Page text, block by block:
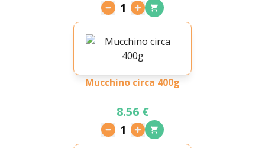
1
Mucchino circa 400g
8.56 €
1